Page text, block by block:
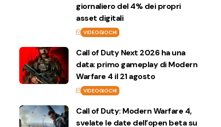
giornaliero del 4% dei propri
asset digitali
VIDEOGIOCHI
Call of Duty Next 2026 ha una
data: primo gameplay di Modern
Warfare 4 il 21 agosto
VIDEOGIOCHI
Call of Duty: Modern Warfare 4,
svelate le date dell’open beta su